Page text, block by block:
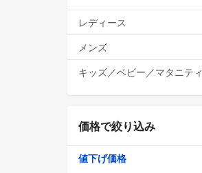
レディース
メンズ
キッズ／ベビー／マタニティ
価格で絞り込み
値下げ価格